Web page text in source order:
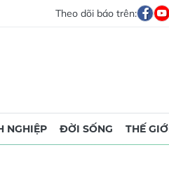
Theo dõi báo trên:
NGHIỆP ĐỜI SỐNG THẾ